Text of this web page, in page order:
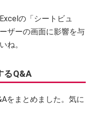
の「シートビュ
ザーの画面に影響を与
ね。
るQ&A
をまとめました。気に